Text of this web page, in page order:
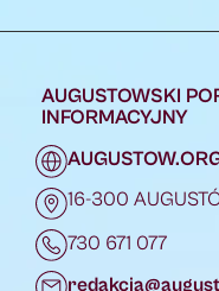
AUGUSTOWSKI
INFORMACYJNY
16-300
730 671 077